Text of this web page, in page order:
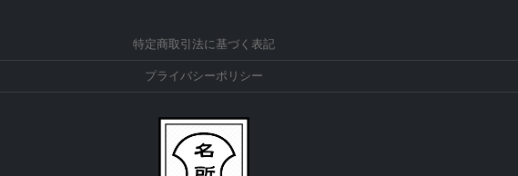
特定商取引法に基づく表記
プライバシーポリシー